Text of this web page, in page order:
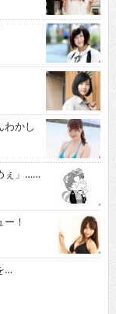
かし
ぇ」……
！
…